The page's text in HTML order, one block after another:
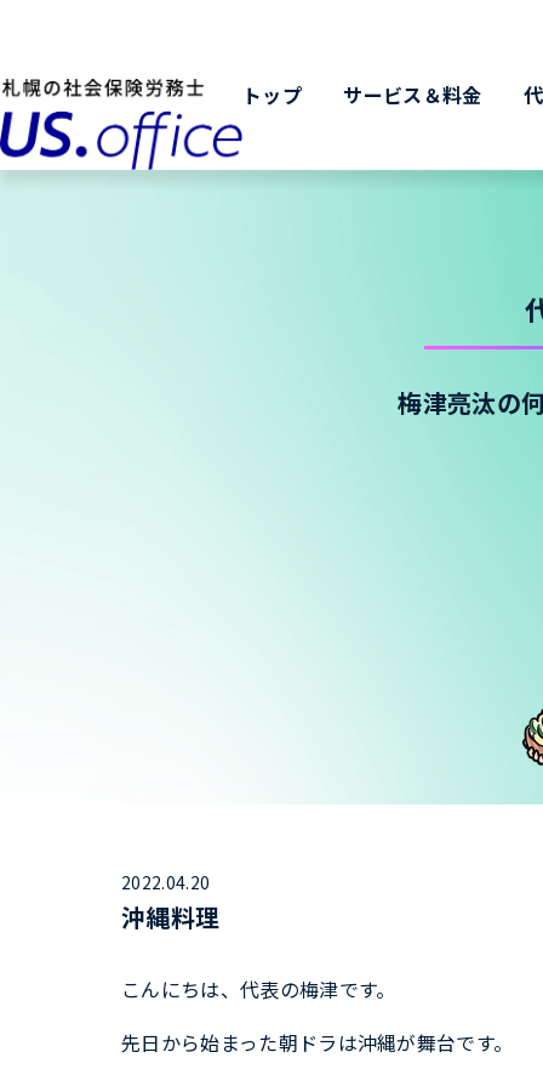
トップ サービス＆料金
梅津亮汰の
2022.04.20
沖縄料理
こんにちは、代表の梅津です。
先日から始まった朝ドラは沖縄が舞台です。